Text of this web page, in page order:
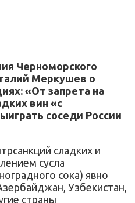
Черноморского
Меркушев о
«От запрета на
вин «с
соседи России
сладких и
сусла
сока) явно
Узбекистан,
страны